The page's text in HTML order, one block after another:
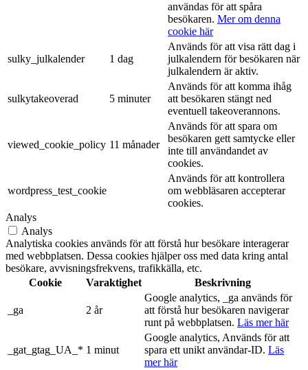
användas för att spåra
besökaren. Mer om denna
cookie här
sulky_julkalender 1 dag
Används för att visa rätt dag i
julkalendern för besökaren när
julkalendern är aktiv.
sulkytakeoverad 5 minuter
Används för att komma ihåg
att besökaren stängt ned
eventuell takeoverannons.
viewed_cookie_policy 11 månader
Används för att spara om
besökaren gett samtycke eller
inte till användandet av
cookies.
wordpress_test_cookie
Används för att kontrollera
om webbläsaren accepterar
cookies.
Analys
Analys
Analytiska cookies används för att förstå hur besökare interagerar
med webbplatsen. Dessa cookies hjälper oss med data kring antal
besökare, avvisningsfrekvens, trafikkälla, etc.
Cookie
Varaktighet Beskrivning
_ga 2 år
Google analytics, _ga används för
att förstå hur besökaren navigerar
runt på webbplatsen. Läs mer här
_gat_gtag_UA_* 1 minut
Google analytics, Används för att
spara ett unikt användar-ID. Läs
mer här